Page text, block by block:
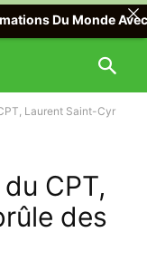
Laurent Saint-Cyr
CPT,
des
Du Monde Avec